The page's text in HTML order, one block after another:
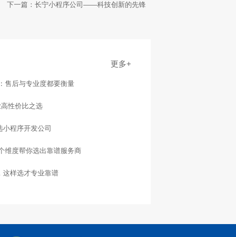
下一篇：长宁小程序公司——科技创新的先锋
更多+
售后与专业度都要衡量
性价比之选
小程序开发公司
维度帮你选出靠谱服务商
这样选才专业靠谱